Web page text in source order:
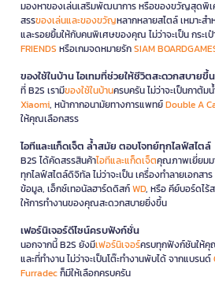
มองหาของเล่นเสริมพัฒนาการ หรือของขวัญสุดพิเ
สรรของเล่นและของขวัญหลากหลายสไตล์ เหมาะส
และรอยยิ้มให้กับคนพิเศษของคุณ ไม่ว่าจะเป็น กระ
FRIENDS หรือเกมจดหมายรักSIAM
ของใช้ในบ้าน ไอเทมที่ช่วยให้ชีวิตสะดวกสบายขึ้น
ที่ B2S เรามีของใช้ในบ้านครบครัน ไม่ว่าจะเป็นกาต้ม
Xiaomi, หน้ากากอนามัยทางการแพทย์Double A
ให้คุณเลือกสรร
ไอทีและแก็ดเจ็ต ล้ำสมัย ตอบโจทย์ทุกไลฟ์สไตล์
B2S ได้คัดสรรสินค้าไอทีและแก็ดเจ็ตคุณภาพเยี่ยมม
ทุกไลฟ์สไตล์ดิจิทัล ไม่ว่าจะเป็น เครื่องทำลายเอกสาร
ข้อมูล, เอ็กซ์เทอนัลฮาร์ดดิสก์WD, หรือ คีย์บอร์ดไร้
ให้การทำงานของคุณสะดวกสบายยิ่งขึ้น
เฟอร์นิเจอร์ดีไซน์ครบฟังก์ชั่น
นอกจากนี้ B2S ยังมีเฟอร์นิเจอร์ครบทุกฟังก์ชันให้คุ
และที่ทำงาน ไม่ว่าจะเป็นโต๊ะทำงานพับได้ จากแบรนด์
Furradecก็มีให้เลือกครบครัน